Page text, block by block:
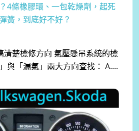
4條橡膠環、一包乾燥劑，起死
簧，到底好不好？
清楚檢修方向 氣壓懸吊系統的檢
與「漏氣」兩大方向查找： A....